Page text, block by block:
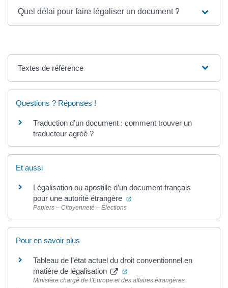
Quel délai pour faire légaliser un document ?
Textes de référence
Questions ? Réponses !
Traduction d’un document : comment trouver un
traducteur agréé ?
Et aussi
Légalisation ou apostille d’un document français
pour une autorité étrangère
(ouverture dans un nouvel
Papiers – Citoyenneté – Élections
Pour en savoir plus
Tableau de l’état actuel du droit conventionnel en
matière de légalisation
(ouverture dans un nouvel
Ministère chargé de l’Europe et des affaires étrangères